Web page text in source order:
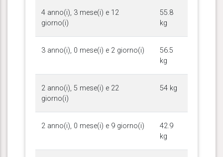
4 anno(i), 3 mese(i) e 12
giorno(i)
55.8
kg
3 anno(i), 0 mese(i) e 2 giorno(i)
56.5
kg
2 anno(i), 5 mese(i) e 22
giorno(i)
54 kg
2 anno(i), 0 mese(i) e 9 giorno(i)
42.9
kg